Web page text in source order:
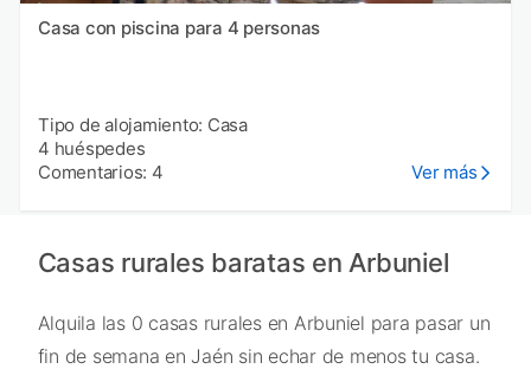
Casa con piscina para 4 personas
Tipo de alojamiento: Casa
4 huéspedes
Comentarios: 4
Ver más
Casas rurales baratas en Arbuniel
Alquila las 0 casas rurales en Arbuniel para pasar un
fin de semana en Jaén sin echar de menos tu casa.